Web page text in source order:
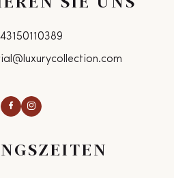
FacebookInstagram